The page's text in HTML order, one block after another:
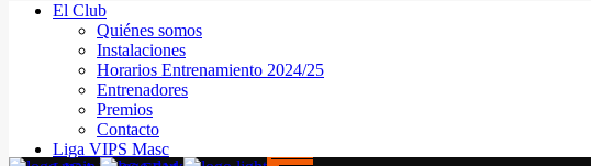
El Club
Quiénes somos
Instalaciones
Horarios Entrenamiento 2024/25
Entrenadores
Premios
Contacto
Liga VIPS Masc